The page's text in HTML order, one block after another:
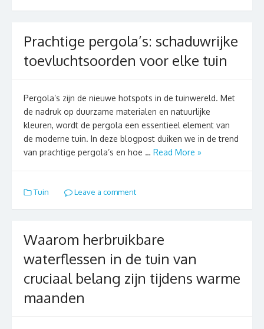
Prachtige pergola’s: schaduwrijke
toevluchtsoorden voor elke tuin
Pergola’s zijn de nieuwe hotspots in de tuinwereld. Met
de nadruk op duurzame materialen en natuurlijke
kleuren, wordt de pergola een essentieel element van
de moderne tuin. In deze blogpost duiken we in de trend
van prachtige pergola’s en hoe … Read More »
Tuin Leave a comment
Waarom herbruikbare
waterflessen in de tuin van
cruciaal belang zijn tijdens warme
maanden